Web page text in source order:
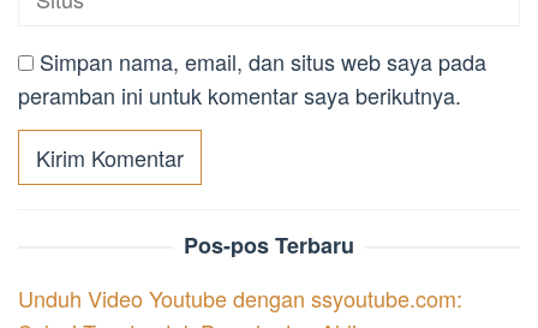
Simpan nama, email, dan situs web saya pada
peramban ini untuk komentar saya berikutnya.
Pos-pos Terbaru
Unduh Video Youtube dengan ssyoutube.com: